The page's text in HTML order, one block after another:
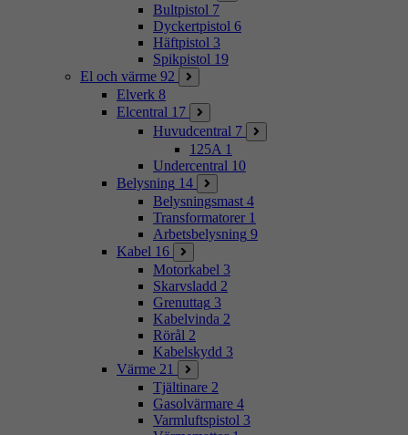
Bultpistol 7
Dyckertpistol 6
Häftpistol 3
Spikpistol 19
El och värme 92
Elverk 8
Elcentral 17
Huvudcentral 7
125A 1
Undercentral 10
Belysning 14
Belysningsmast 4
Transformatorer 1
Arbetsbelysning 9
Kabel 16
Motorkabel 3
Skarvsladd 2
Grenuttag 3
Kabelvinda 2
Rörål 2
Kabelskydd 3
Värme 21
Tjältinare 2
Gasolvärmare 4
Varmluftspistol 3